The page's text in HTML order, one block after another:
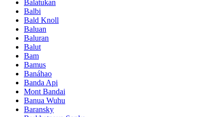
Balatukan
Balbi
Bald Knoll
Baluan
Baluran
Balut
Bam
Bamus
Banáhao
Banda Api
Mont Bandai
Banua Wuhu
Baransky